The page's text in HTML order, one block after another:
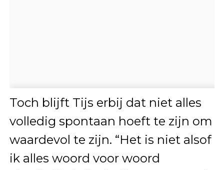
Toch blijft Tijs erbij dat niet alles
volledig spontaan hoeft te zijn om
waardevol te zijn. “Het is niet alsof
ik alles woord voor woord